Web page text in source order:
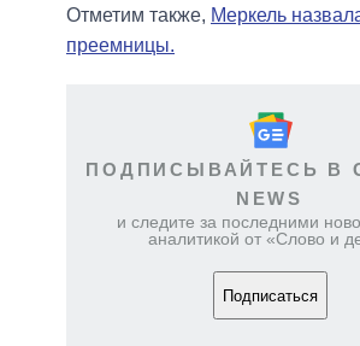
Отметим также, Меркель
преемницы.
ПОДПИСЫВАЙТЕСЬ В
NEWS
и следите за последними
аналитикой от «Слово и
Подписаться